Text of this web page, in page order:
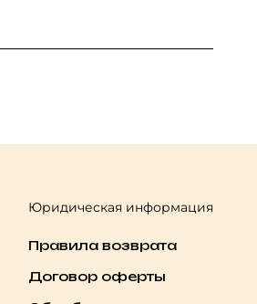
Юридическая информация
Правила возврата
Договор оферты